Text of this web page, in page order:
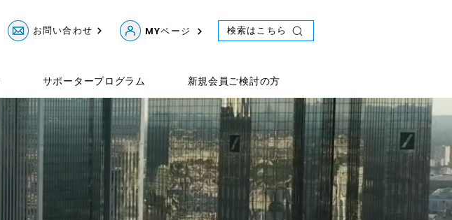
お問い合わせ MYページ 検索はこちら
サポータープログラム 新規会員ご検討の方